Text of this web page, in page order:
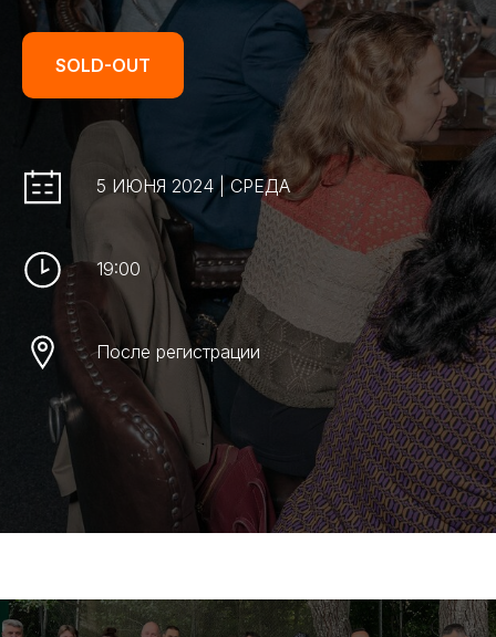
SOLD-OUT
5 ИЮНЯ 2024 | СРЕДА
19:00
После регистрации